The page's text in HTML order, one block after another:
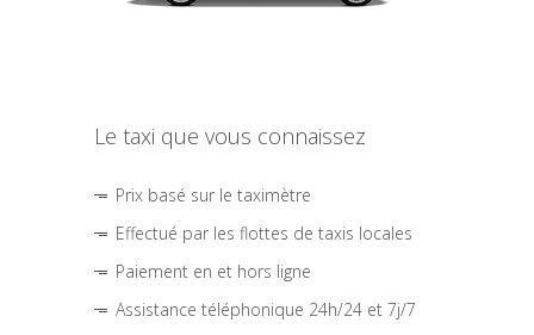
Le taxi que vous connaissez
Prix basé sur le taximètre
Effectué par les flottes de taxis locales
Paiement en et hors ligne
Assistance téléphonique 24h/24 et 7j/7